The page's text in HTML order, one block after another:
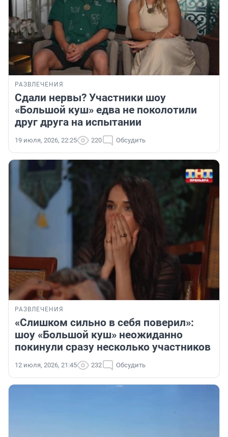
РАЗВЛЕЧЕНИЯ
Сдали нервы? Участники шоу
«Большой куш» едва не поколотили
друг друга на испытании
19 июля, 2026, 22:25 220 Обсудить
РАЗВЛЕЧЕНИЯ
«Слишком сильно в себя поверил»:
шоу «Большой куш» неожиданно
покинули сразу несколько участников
12 июля, 2026, 21:45 232 Обсудить